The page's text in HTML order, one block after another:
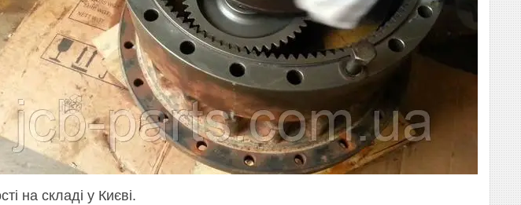
на складі у Києві.